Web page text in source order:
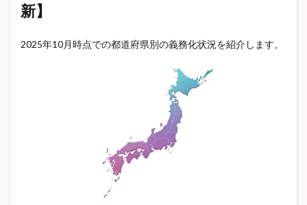
新】
2025年10月時点での都道府県別の義務化状況を紹介します。
ブレインスリープピロー
ブレインスリープリカバリーウェア
ブレインスリープ口コミ
ブレインスリープ怪しい
プレゼント